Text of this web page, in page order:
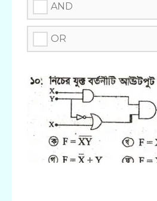
AND
OR